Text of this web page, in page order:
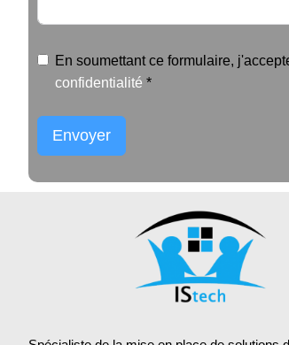
En soumettant ce formulaire,
confidentialité *
Envoyer
Alternative: